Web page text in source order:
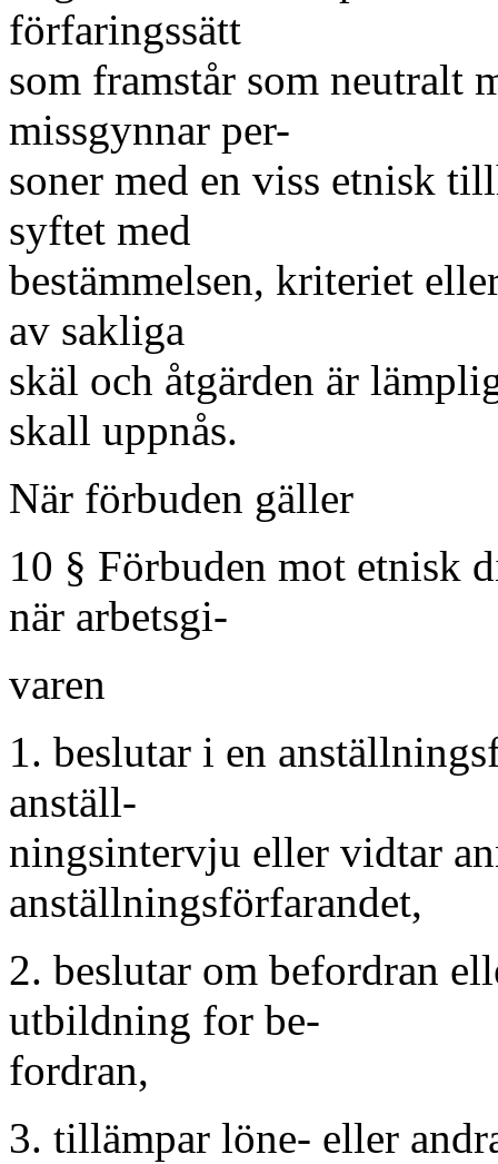
förfaringssätt
som framstår som neutralt
missgynnar per-
soner med en viss etnisk
syftet med
bestämmelsen, kriteriet
av sakliga
skäl och åtgärden är
skall uppnås.
När förbuden gäller
10 § Förbuden mot etnisk
när arbetsgi-
varen
1. beslutar i en
anställ-
ningsintervju eller vidtar
anställningsförfarandet,
2. beslutar om befordran
utbildning for be-
fordran,
3. tillämpar löne- eller